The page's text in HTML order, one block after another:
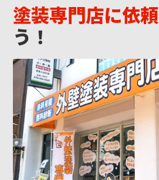
塗装専門店に依頼
う！